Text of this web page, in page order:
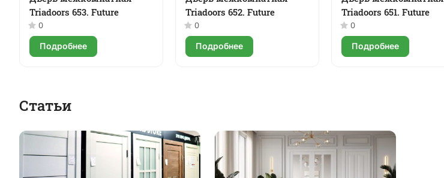
Triadoors 653. Future
0
Подробнее
Triadoors 652. Future
0
Подробнее
Triadoors 651. Future
0
Подробнее
Статьи